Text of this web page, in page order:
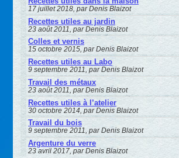
17 juillet 2018, par Denis Blaizot
Recettes utiles au jardin
23 août 2011, par Denis Blaizot
Colles et vernis
15 octobre 2015, par Denis Blaizot
Recettes utiles au Labo
9 septembre 2011, par Denis Blaizot
Travail des métaux
23 août 2011, par Denis Blaizot
Recettes utiles à l’atelier
30 octobre 2014, par Denis Blaizot
Travail du bois
9 septembre 2011, par Denis Blaizot
Argenture du verre
23 avril 2017, par Denis Blaizot